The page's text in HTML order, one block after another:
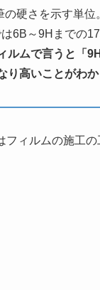
の硬さを示す単位
6B～9Hまでの
ルムで言うと「
り高いことがわか
フィルムの施工